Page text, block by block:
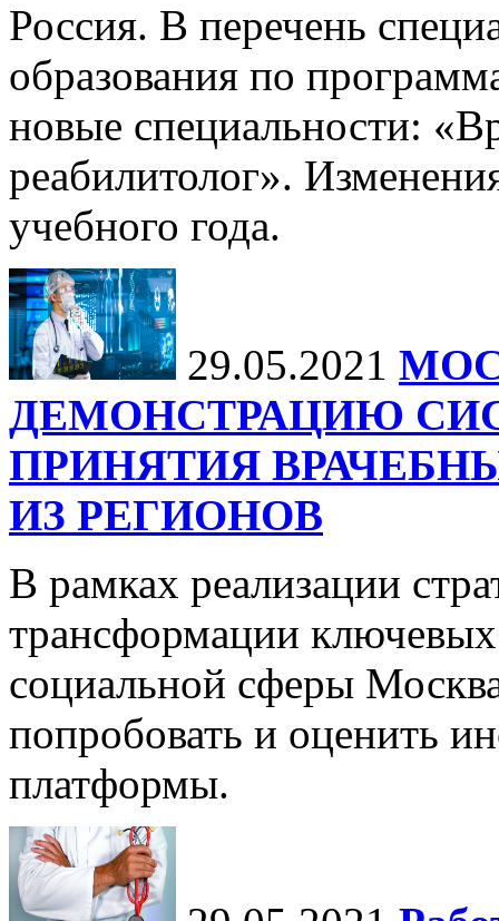
Россия. В перечень
образования по
новые специальности:
реабилитолог».
учебного года.
29.05.2021
ДЕМОНСТРАЦИЮ
ПРИНЯТИЯ
ИЗ РЕГИОНОВ
В рамках реализации
трансформации
социальной сферы
попробовать и оценить
платформы.